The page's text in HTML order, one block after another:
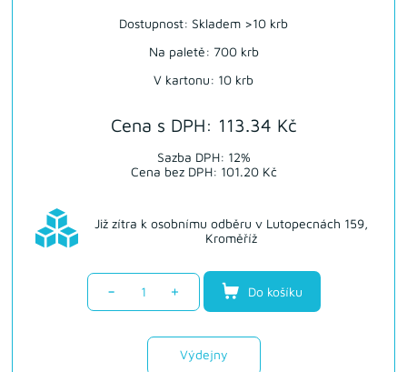
Cena s DPH: 113.34 Kč
Sazba DPH: 12%
Cena bez DPH: 101.20 Kč
Již zítra k osobnímu odběru v Lutopecnách 159,
Kroměříž
Dostupnost: Skladem >10 krb
Na paletě: 700 krb
V kartonu: 10 krb
- + Do košíku
Výdejny